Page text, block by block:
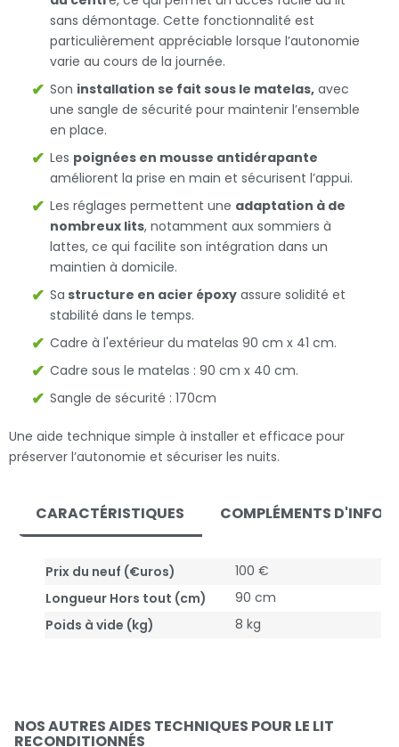
sans démontage. Cette fonctionnalité est
particulièrement appréciable lorsque l’autonomie
varie au cours de la journée.
Son installation se fait sous le matelas, avec
une sangle de sécurité pour maintenir l’ensemble
en place.
Les poignées en mousse antidérapante
améliorent la prise en main et sécurisent l’appui.
Les réglages permettent une adaptation à de
nombreux lits, notamment aux sommiers à
lattes, ce qui facilite son intégration dans un
maintien à domicile.
Sa structure en acier époxy assure solidité et
stabilité dans le temps.
Cadre à l'extérieur du matelas 90 cm x 41 cm.
Cadre sous le matelas : 90 cm x 40 cm.
Sangle de sécurité : 170cm
Une aide technique simple à installer et efficace pour
préserver l’autonomie et sécuriser les nuits.
CARACTÉRISTIQUES COMPLÉMENTS
Prix du neuf (€uros)
100 €
Longueur Hors tout (cm)
90 cm
Poids à vide (kg)
8 kg
NOS AUTRES AIDES TECHNIQUES POUR LE LIT
RECONDITIONNÉS